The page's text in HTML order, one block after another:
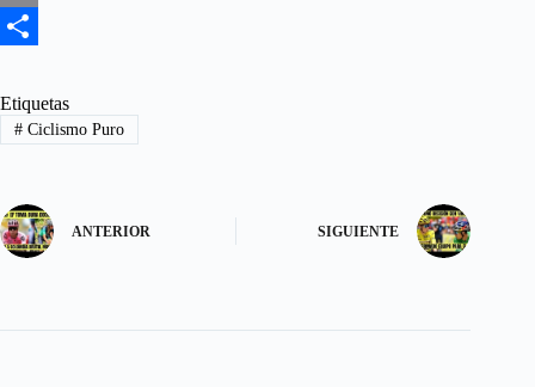
c
b
o
k
a
t
o
o
n
E
a
i
h
a
e
Etiquetas
#Ciclismo Puro
ANTERIOR SIGUIENTE